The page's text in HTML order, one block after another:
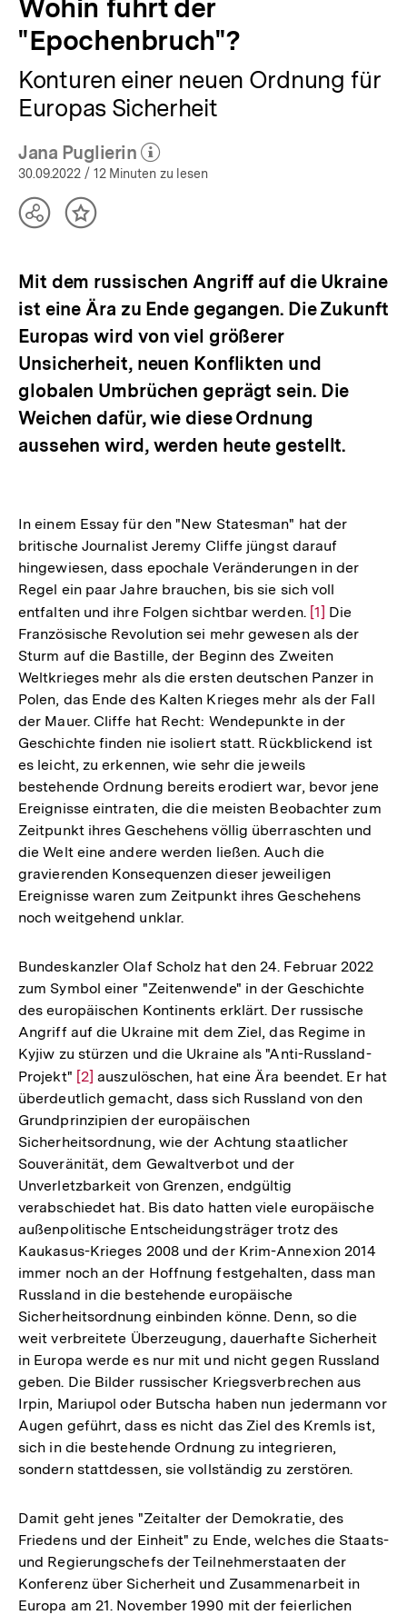
Wohin führt der
"Epochenbruch"?
Konturen einer neuen Ordnung für
Europas Sicherheit
Jana Puglierin
(Mehr zum Autor)
öffnen
30.09.2022 / 12 Minuten zu lesen
TeilenInhalt
Mit dem russischen Angriff auf die Ukraine
ist eine Ära zu Ende gegangen. Die Zukunft
Europas wird von viel größerer
Unsicherheit, neuen Konflikten und
globalen Umbrüchen geprägt sein. Die
Weichen dafür, wie diese Ordnung
aussehen wird, werden heute gestellt.
In einem Essay für den "New Statesman" hat der
britische Journalist Jeremy Cliffe jüngst darauf
hingewiesen, dass epochale Veränderungen in der
Regel ein paar Jahre brauchen, bis sie sich voll
entfalten und ihre Folgen sichtbar werden. Zur
Auflösung
der
Fußnote
[1] Die
Französische Revolution sei mehr gewesen als der
Sturm auf die Bastille, der Beginn des Zweiten
Weltkrieges mehr als die ersten deutschen Panzer in
Polen, das Ende des Kalten Krieges mehr als der Fall
der Mauer. Cliffe hat Recht: Wendepunkte in der
Geschichte finden nie isoliert statt. Rückblickend ist
es leicht, zu erkennen, wie sehr die jeweils
bestehende Ordnung bereits erodiert war, bevor jene
Ereignisse eintraten, die die meisten Beobachter zum
Zeitpunkt ihres Geschehens völlig überraschten und
die Welt eine andere werden ließen. Auch die
gravierenden Konsequenzen dieser jeweiligen
Ereignisse waren zum Zeitpunkt ihres Geschehens
noch weitgehend unklar.
Bundeskanzler Olaf Scholz hat den 24. Februar 2022
zum Symbol einer "Zeitenwende" in der Geschichte
des europäischen Kontinents erklärt. Der russische
Angriff auf die Ukraine mit dem Ziel, das Regime in
Kyjiw zu stürzen und die Ukraine als "Anti-Russland-
Projekt" Zur
Auflösung
der
Fußnote
[2] auszulöschen, hat eine Ära beendet. Er hat
überdeutlich gemacht, dass sich Russland von den
Grundprinzipien der europäischen
Sicherheitsordnung, wie der Achtung staatlicher
Souveränität, dem Gewaltverbot und der
Unverletzbarkeit von Grenzen, endgültig
verabschiedet hat. Bis dato hatten viele europäische
außenpolitische Entscheidungsträger trotz des
Kaukasus-Krieges 2008 und der Krim-Annexion 2014
immer noch an der Hoffnung festgehalten, dass man
Russland in die bestehende europäische
Sicherheitsordnung einbinden könne. Denn, so die
weit verbreitete Überzeugung, dauerhafte Sicherheit
in Europa werde es nur mit und nicht gegen Russland
geben. Die Bilder russischer Kriegsverbrechen aus
Irpin, Mariupol oder Butscha haben nun jedermann vor
Augen geführt, dass es nicht das Ziel des Kremls ist,
sich in die bestehende Ordnung zu integrieren,
sondern stattdessen, sie vollständig zu zerstören.
Damit geht jenes "Zeitalter der Demokratie, des
Friedens und der Einheit" zu Ende, welches die Staats-
und Regierungschefs der Teilnehmerstaaten der
Konferenz über Sicherheit und Zusammenarbeit in
Europa am 21. November 1990 mit der feierlichen